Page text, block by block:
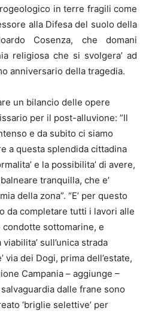
in terre fragili come
alla Difesa del suolo della
Cosenza, che domani
religiosa che si svolgera’ ad
anniversario della tragedia.
un bilancio delle opere
per il post-alluvione: ”Il
e da subito ci siamo
a questa splendida cittadina
e la possibilita’ di avere,
tranquilla, che e’
della zona”. “E’ per questo
da completare tutti i lavori alle
condotte sottomarine, e
sull’unica strada
via dei Dogi, prima dell’estate,
Campania – aggiunge –
dalle frane sono
‘briglie selettive’ per